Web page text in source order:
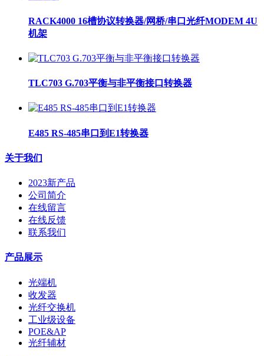
RACK4000 16槽协议转换器/网桥/串口光纤MODEM 4U
机架
TLC703 G.703平衡与非平衡接口转换器
E485 RS-485串口到E1转换器
关于我们
2023新产品
公司简介
在线留言
在线反馈
联系我们
产品展示
光端机
收发器
光纤交换机
工业级设备
POE&AP
光纤辅材